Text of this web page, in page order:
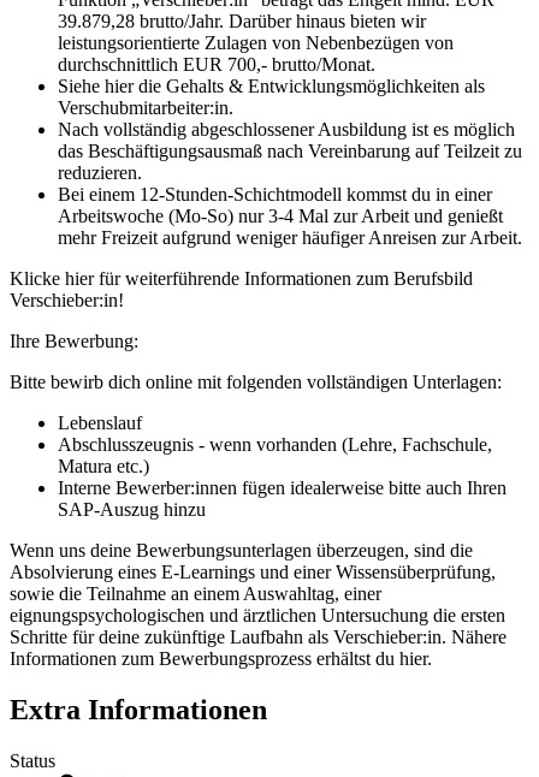
39.879,28 brutto/Jahr. Darüber hinaus bieten wir
leistungsorientierte Zulagen von Nebenbezügen von
durchschnittlich EUR 700,- brutto/Monat.
Siehe hier die Gehalts & Entwicklungsmöglichkeiten als
Verschubmitarbeiter:in.
Nach vollständig abgeschlossener Ausbildung ist es möglich
das Beschäftigungsausmaß nach Vereinbarung auf Teilzeit zu
reduzieren.
Bei einem 12-Stunden-Schichtmodell kommst du in einer
Arbeitswoche (Mo-So) nur 3-4 Mal zur Arbeit und genießt
mehr Freizeit aufgrund weniger häufiger Anreisen zur Arbeit.
Klicke hier für weiterführende Informationen zum Berufsbild
Verschieber:in!
Ihre Bewerbung:
Bitte bewirb dich online mit folgenden vollständigen Unterlagen:
Lebenslauf
Abschlusszeugnis - wenn vorhanden (Lehre, Fachschule,
Matura etc.)
Interne Bewerber:innen fügen idealerweise bitte auch Ihren
SAP-Auszug hinzu
Wenn uns deine Bewerbungsunterlagen überzeugen, sind die
Absolvierung eines E-Learnings und einer Wissensüberprüfung,
sowie die Teilnahme an einem Auswahltag, einer
eignungspsychologischen und ärztlichen Untersuchung die ersten
Schritte für deine zukünftige Laufbahn als Verschieber:in. Nähere
Informationen zum Bewerbungsprozess erhältst du hier.
Extra Informationen
Status